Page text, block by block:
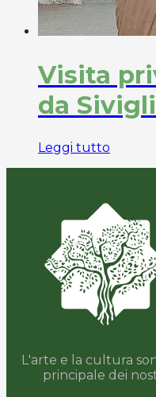
Visita
da
Leggi tutto
L'arte e la cultura
principale dei